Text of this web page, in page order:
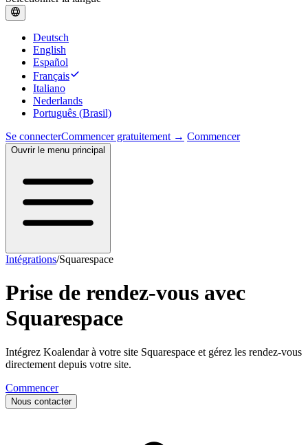
Deutsch
English
Español
Français
Italiano
Nederlands
Português (Brasil)
Se connecterCommencer gratuitement → Commencer
Ouvrir le menu principal
Intégrations/Squarespace
Prise de rendez-vous avec
Squarespace
Intégrez Koalendar à votre site Squarespace et gérez les rendez-vous
directement depuis votre site.
Commencer
Nous contacter